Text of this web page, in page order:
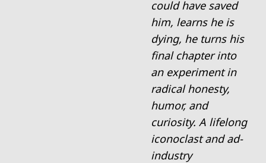
could have saved
him, learns he is
dying, he turns his
final chapter into
an experiment in
radical honesty,
humor, and
curiosity. A lifelong
iconoclast and ad-
industry